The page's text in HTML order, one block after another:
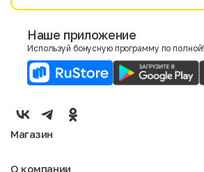
E-mail
Мужской
Наше приложение
Используй бонусную программу по полной!
Магазин
О компании